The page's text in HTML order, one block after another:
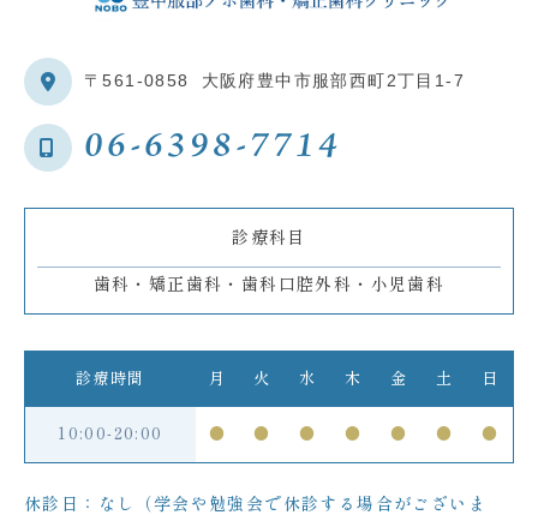
〒561-0858 大阪府豊中市服部西町2丁目1-7
06-6398-7714
診療科目
歯科・矯正歯科・歯科口腔外科・小児歯科
診療時間 月 火 水 木 金 土 日
10:00-20:00 ● ● ● ● ● ● ●
休診日：なし（学会や勉強会で休診する場合がございま